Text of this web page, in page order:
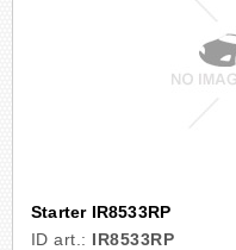
Starter IR8533RP
ID art.: IR8533RP